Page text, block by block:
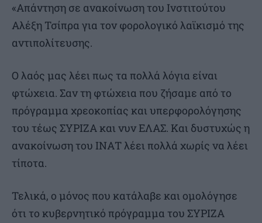
«Απάντηση σε ανακοίνωση του Ινστιτούτου
Αλέξη Τσίπρα για τον φορολογικό λαϊκισμό της
αντιπολίτευσης.
Ο λαός μας λέει πως τα πολλά λόγια είναι
φτώχεια. Σαν τη φτώχεια που ζήσαμε από το
πρόγραμμα χρεοκοπίας και υπερφορολόγησης
του τέως ΣΥΡΙΖΑ και νυν ΕΛΑΣ. Και δυστυχώς η
ανακοίνωση του ΙΝΑΤ λέει πολλά χωρίς να λέει
τίποτα.
Τελικά, ο μόνος που κατάλαβε και ομολόγησε
ότι το κυβερνητικό πρόγραμμα του ΣΥΡΙΖΑ